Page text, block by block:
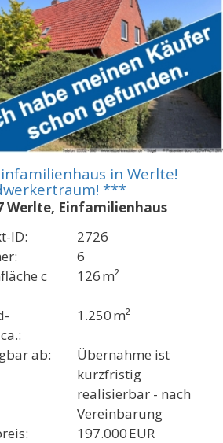
in Werlte!
***
Werlte, Einfamilienhaus
ID:
2726
6
c
126 m²
1.250 m²
ab:
Übernahme ist
kurzfristig
realisierbar - nach
Vereinbarung
197.000 EUR